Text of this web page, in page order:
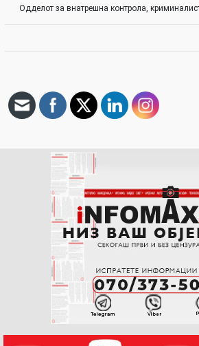
Одделот за внатрешна контрола,